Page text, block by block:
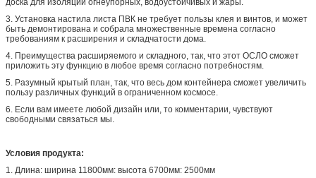
доска для изоляции огнеупорных, водоустойчивых и жары.
3. Установка настила листа ПВК не требует пользы клея и винтов, и может
быть демонтирована и собрала множественные времена согласно
требованиям к расширения и складчатости дома.
4. Преимущества расширяемого и складного, так, что этот ОСЛО сможет
приложить эту функцию в любое время согласно потребностям.
5. Разумный крытый план, так, что весь дом контейнера сможет увеличить
пользу различных функций в ограниченном космосе.
6. Если вам имеете любой дизайн или, то комментарии, чувствуют
свободными связаться мы.
Условия продукта:
1. Длина: ширина 11800мм: высота 6700мм: 2500мм